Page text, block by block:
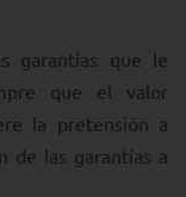
garantías que le
que el valor
la pretensión a
de las garantías a